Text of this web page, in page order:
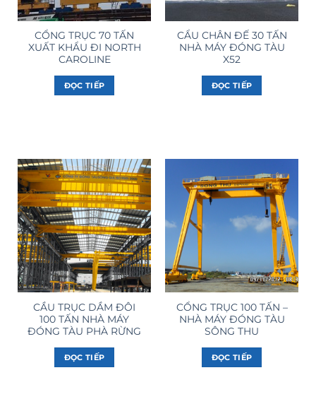
CỔNG TRỤC 70 TẤN
XUẤT KHẨU ĐI NORTH
CAROLINE
ĐỌC TIẾP
CẨU CHÂN ĐẾ 30 TẤN
NHÀ MÁY ĐÓNG TÀU
X52
ĐỌC TIẾP
CẦU TRỤC DẦM ĐÔI
100 TẤN NHÀ MÁY
ĐÓNG TÀU PHÀ RỪNG
ĐỌC TIẾP
CỔNG TRỤC 100 TẤN –
NHÀ MÁY ĐÓNG TÀU
SÔNG THU
ĐỌC TIẾP